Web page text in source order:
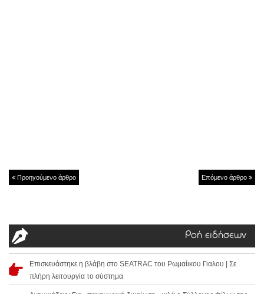
Προηγούμενο άρθρο Επόμενο άρθρο
Ροή ειδήσεων
Επισκευάστηκε η βλάβη στο SEATRAC του Ρωμαίικου Γιαλου | Σε
πλήρη λειτουργία το σύστημα